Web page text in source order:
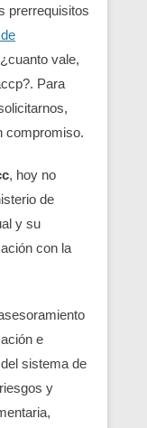
prerrequisitos
vale,
Para
compromiso.
, hoy no
de
y su
con la
e
sistema de
y